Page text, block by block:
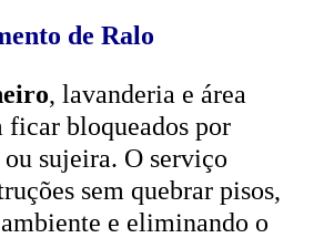
de Ralo
, lavanderia e área
ficar bloqueados por
ou sujeira. O serviço
sem quebrar pisos,
e eliminando o